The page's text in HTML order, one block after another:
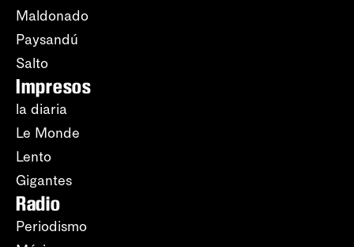
Maldonado
Paysandú
Salto
Impresos
la diaria
Le Monde
Lento
Gigantes
Radio
Periodismo